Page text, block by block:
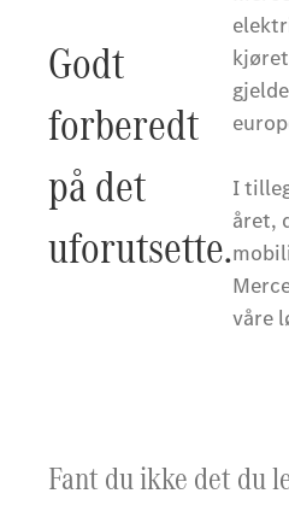
Godt
forberedt
på det
uforutsette.
I
året,
våre
Fant du ikke det du